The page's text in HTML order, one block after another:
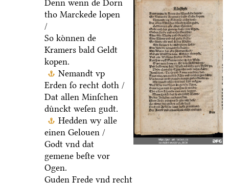
Denn wenn de Dorn
tho Marckede lopen
/
So koͤnnen de
Kramers bald Geldt
kopen.
Nemandt vp
Erden ſo recht doth /
Dat allen Minſchen
duͤnckt weſen gudt.
Hedden wy alle
einen Gelouen /
Godt vnd dat
gemene beſte vor
Ogen.
Guden Frede vnd recht